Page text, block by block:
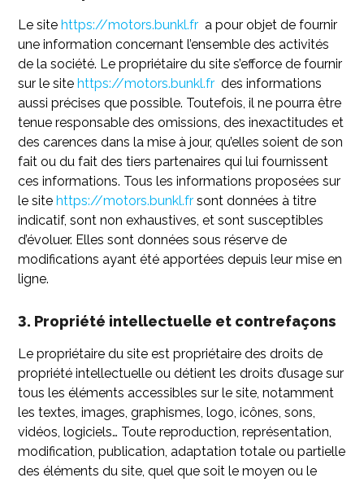
Le site https://motors.bunkl.fr a pour objet de fournir
une information concernant l’ensemble des activités
de la société. Le propriétaire du site s’efforce de fournir
sur le site https://motors.bunkl.fr des informations
aussi précises que possible. Toutefois, il ne pourra être
tenue responsable des omissions, des inexactitudes et
des carences dans la mise à jour, qu’elles soient de son
fait ou du fait des tiers partenaires qui lui fournissent
ces informations. Tous les informations proposées sur
le site https://motors.bunkl.fr sont données à titre
indicatif, sont non exhaustives, et sont susceptibles
d’évoluer. Elles sont données sous réserve de
modifications ayant été apportées depuis leur mise en
ligne.
3. Propriété intellectuelle et contrefaçons
Le propriétaire du site est propriétaire des droits de
propriété intellectuelle ou détient les droits d’usage sur
tous les éléments accessibles sur le site, notamment
les textes, images, graphismes, logo, icônes, sons,
vidéos, logiciels… Toute reproduction, représentation,
modification, publication, adaptation totale ou partielle
des éléments du site, quel que soit le moyen ou le